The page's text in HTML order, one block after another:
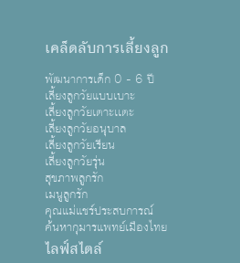
เคล็ดลับการเลี้ยงลูก
พัฒนาการเด็ก 0 - 6 ปี
เลี้ยงลูกวัยแบบเบาะ
เลี้ยงลูกวัยเตาะเเตะ
เลี้ยงลูกวัยอนุบาล
เลี้ยงลูกวัยเรียน
เลี้ยงลูกวัยรุ่น
สุขภาพลูกรัก
เมนูลูกรัก
คุณแม่แชร์ประสบการณ์
ค้นหากุมารแพทย์เมืองไทย
ไลฟ์สไตล์